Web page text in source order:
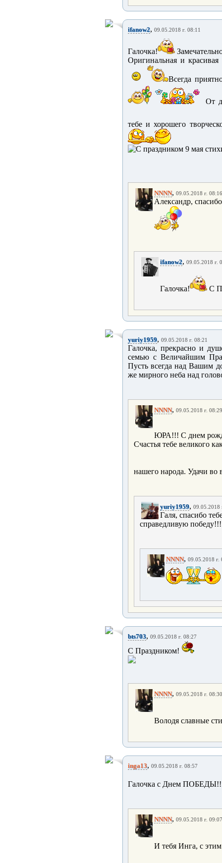
ifanow2, 09.05.2018 г. 08:11
Галочка!
Оригинальная и
Всегда
От
тебе и хорошего
NNNN, 09.05.2018 г. 08:16
Александр,
ifanow2, 09.05.2018 г.
Галочка! С
yuriy1959, 09.05.2018 г. 08:21
Галочка, прекрасно и
семью с Величайшим
Пусть всегда над Вашим
же мирного неба над
NNNN, 09.05.2018 г. 08:29
ЮРА!!! С днем
Счастья тебе великого
нашего народа. Удачи во
yuriy1959, 09.05.2018
Галя, спасибо
справедливую
NNNN, 09.05.2018 г.
bts703, 09.05.2018 г. 08:27
С Праздником!
NNNN, 09.05.2018 г. 08:30
Володя славные
inga13, 09.05.2018 г. 08:57
Галочка с Днем
NNNN, 09.05.2018 г. 09:07
И тебя Инга, с